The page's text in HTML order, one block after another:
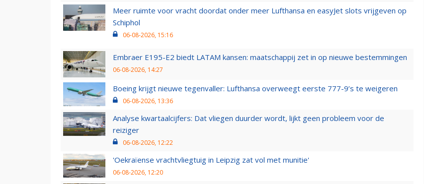
Meer ruimte voor vracht doordat onder meer Lufthansa en easyJet slots vrijgeven op
Schiphol
06-08-2026, 15:16
Embraer E195-E2 biedt LATAM kansen: maatschappij zet in op nieuwe bestemmingen
06-08-2026, 14:27
Boeing krijgt nieuwe tegenvaller: Lufthansa overweegt eerste 777-9’s te weigeren
06-08-2026, 13:36
Analyse kwartaalcijfers: Dat vliegen duurder wordt, lijkt geen probleem voor de
reiziger
06-08-2026, 12:22
'Oekraïense vrachtvliegtuig in Leipzig zat vol met munitie'
06-08-2026, 12:20